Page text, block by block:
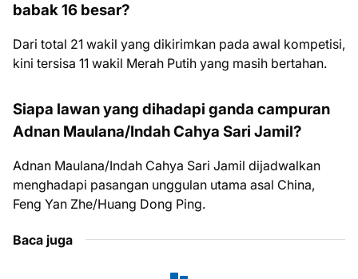
babak 16 besar?
Dari total 21 wakil yang dikirimkan pada awal kompetisi,
kini tersisa 11 wakil Merah Putih yang masih bertahan.
Siapa lawan yang dihadapi ganda campuran
Adnan Maulana/Indah Cahya Sari Jamil?
Adnan Maulana/Indah Cahya Sari Jamil dijadwalkan
menghadapi pasangan unggulan utama asal China,
Feng Yan Zhe/Huang Dong Ping.
Baca juga